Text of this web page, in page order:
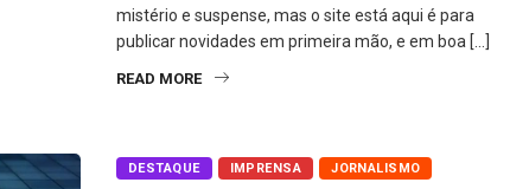
mistério e suspense, mas o site está aqui é para
publicar novidades em primeira mão, e em boa […]
READ MORE
DESTAQUE IMPRENSA JORNALISMO